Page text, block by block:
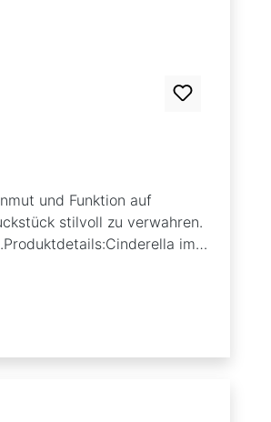
und Funktion auf
stilvoll zu verwahren.
im
Möglichkeit, Ihre